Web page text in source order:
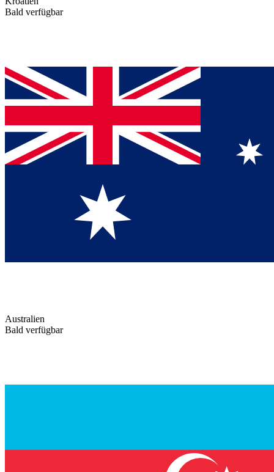
Bald verfügbar
Australien
Bald verfügbar